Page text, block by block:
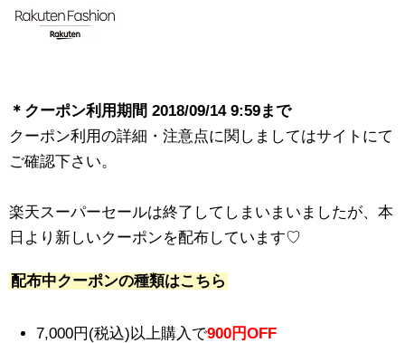
＊クーポン利用期間 2018/09/14 9:59まで
クーポン利用の詳細・注意点に関しましてはサイトにて
ご確認下さい。
楽天スーパーセールは終了してしまいまいましたが、本
日より新しいクーポンを配布しています♡
配布中クーポンの種類はこちら
7,000円(税込)以上購入で900円OFF